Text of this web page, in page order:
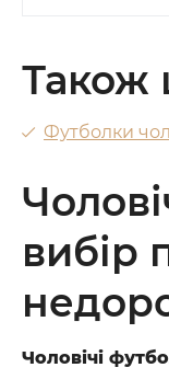
Також
Футболки
вибір
Чоловічі